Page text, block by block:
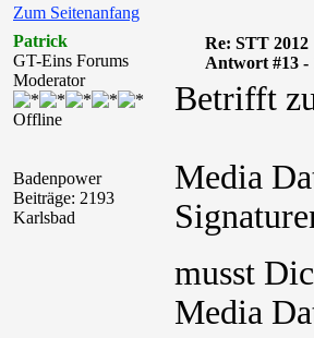
Zum Seitenanfang
Patrick
GT-Eins Forums
Moderator
Offline
Badenpower
Beiträge: 2193
Karlsbad
Re: STT 2012
Antwort #13 -
Betrifft
Media
musst
Media